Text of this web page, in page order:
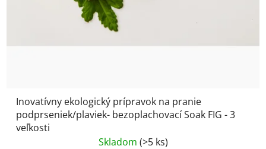
Inovatívny ekologický prípravok na pranie
podprseniek/plaviek- bezoplachovací Soak FIG - 3
veľkosti
Skladom (>5 ks)